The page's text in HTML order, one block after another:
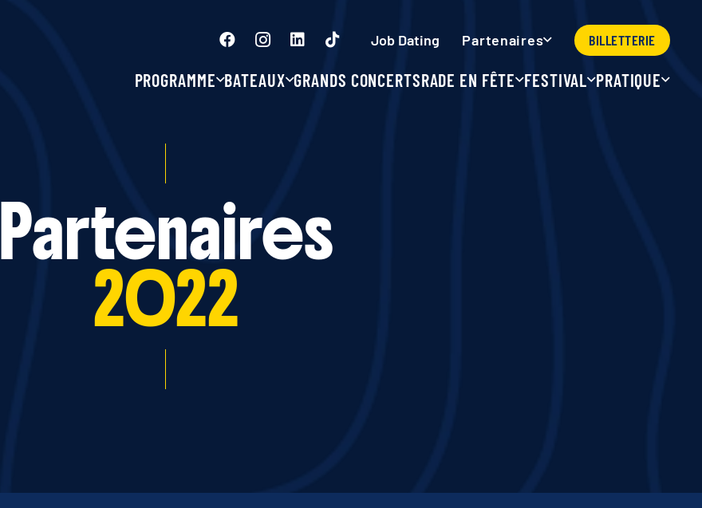
Job Dating Partenaires BILLETTERIE
PROGRAMME BATEAUX GRANDS CONCERTSRADE EN FÊTE FESTIVAL PRATIQUE
Partenaires
2022